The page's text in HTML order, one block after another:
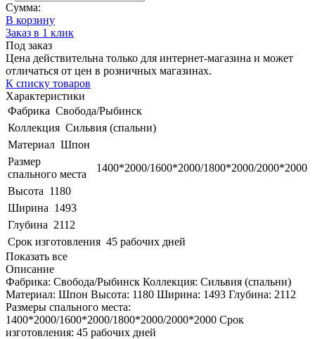
Сумма:
В корзину
Заказ в 1 клик
Под заказ
Цена действительна только для интернет-магазина и может
отличаться от цен в розничных магазинах.
К списку товаров
Характеристики
Фабрика Свобода/Рыбинск
Коллекция Сильвия (спальни)
Материал Шпон
Размер
спального места
1400*2000/1600*2000/1800*2000/2000*2000
Высота 1180
Ширина 1493
Глубина 2112
Срок изготовления 45 рабочих дней
Показать все
Описание
Фабрика: Свобода/Рыбинск Коллекция: Сильвия (спальни)
Материал: Шпон Высота: 1180 Ширина: 1493 Глубина: 2112
Размеры спального места:
1400*2000/1600*2000/1800*2000/2000*2000 Срок
изготовления: 45 рабочих дней